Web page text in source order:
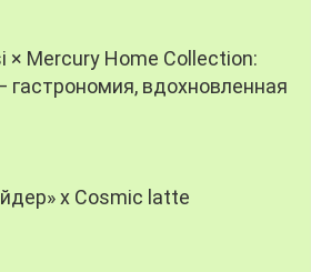
× Mercury Home Collection:
гастрономия, вдохновленная
х Cosmic latte